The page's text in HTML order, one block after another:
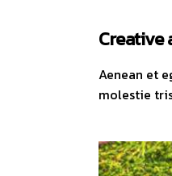
Creative
Aenean et
molestie